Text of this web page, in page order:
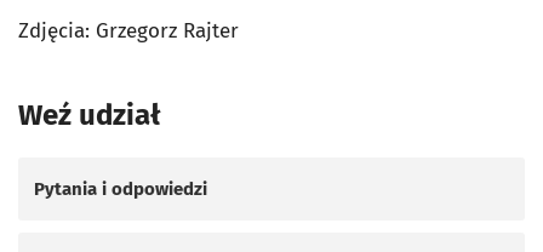
Zdjęcia: Grzegorz Rajter
Weź udział
Pytania i odpowiedzi